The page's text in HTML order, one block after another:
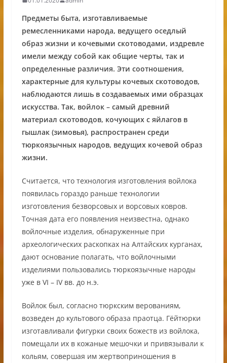
Предметы быта, изготавливаемые
ремесленниками народа, ведущего оседлый
образ жизни и кочевыми скотоводами, издревле
имели между собой как общие черты, так и
определенные различия. Эти соотношения,
характерные для культуры кочевых скотоводов,
наблюдаются лишь в создаваемых ими образцах
искусства. Так, войлок – самый древний
материал скотоводов, кочующих с яйлагов в
гышлак (зимовья), распространен среди
тюркоязычных народов, ведущих кочевой образ
жизни.
Считается, что технология изготовления войлока
появилась гораздо раньше технологии
изготовления безворсовых и ворсовых ковров.
Точная дата его появления неизвестна, однако
войлочные изделия, обнаруженные при
археологических раскопках на Алтайских курганах,
дают основание полагать, что войлочными
изделиями пользовались тюркоязычные народы
уже в VI – IV вв. до н.э.
Войлок был, согласно тюркским верованиям,
возведен до культового образа праотца. Гёйтюрки
изготавливали фигурки своих божеств из войлока,
помещали их в кожаные мешочки и привязывали к
кольям, совершая им жертвоприношения в